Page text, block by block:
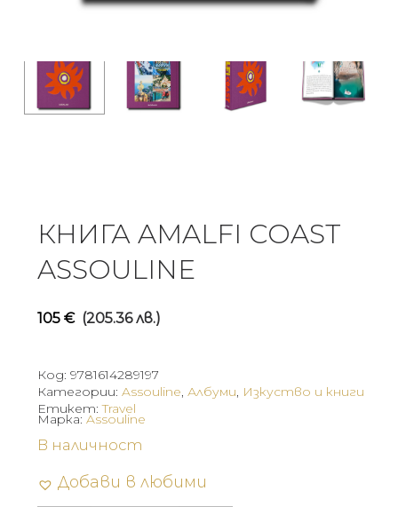
КНИГА AMALFI COAST
ASSOULINE
105 € (205.36 лв.)
Код: 9781614289197
Категории: Assouline, Албуми, Изкуство и книги
Етикет:Travel
В наличност
Добави в любими
Марка: Assouline